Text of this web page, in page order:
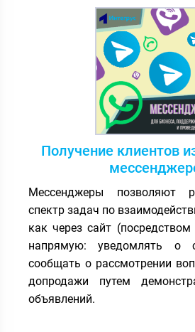
Получение клиентов
Мессенджеры позволяют
спектр задач по
как через сайт
напрямую: уведомлять о
сообщать о рассмотрении
допродажи путем
объявлений.